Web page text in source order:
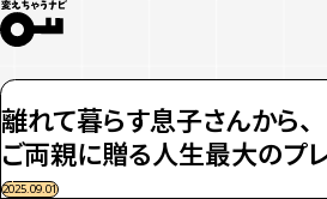
離れて暮らす息子さんから、
ご両親に贈る人生最大のプレ
2025.09.01